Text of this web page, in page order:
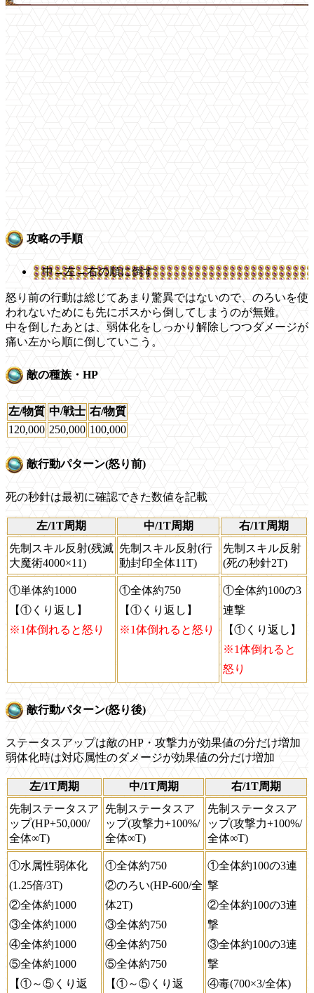
攻略の手順
中→左→右の順に倒す
怒り前の行動は総じてあまり驚異ではないので、のろいを使
われないためにも先にボスから倒してしまうのが無難。
中を倒したあとは、弱体化をしっかり解除しつつダメージが
痛い左から順に倒していこう。
敵の種族・HP
左/物質 中/戦士 右/物質
120,000 250,000 100,000
敵行動パターン(怒り前)
死の秒針は最初に確認できた数値を記載
左/1T周期 中/1T周期
右/1T周期
先制スキル反射(残滅
大魔術4000×11)
先制スキル反射(行
動封印全体11T)
先制スキル反射
(死の秒針2T)
①単体約1000
【①くり返し】
※1体倒れると怒り
①全体約750
【①くり返し】
※1体倒れると怒り
①全体約100の3
連撃
【①くり返し】
※1体倒れると
怒り
敵行動パターン(怒り後)
ステータスアップは敵のHP・攻撃力が効果値の分だけ増加
弱体化時は対応属性のダメージが効果値の分だけ増加
左/1T周期 中/1T周期
右/1T周期
先制ステータスア
ップ(HP+50,000/
全体∞T)
先制ステータスア
ップ(攻撃力+100%/
全体∞T)
先制ステータスア
ップ(攻撃力+100%/
全体∞T)
①水属性弱体化
(1.25倍/3T)
②全体約1000
③全体約1000
④全体約1000
⑤全体約1000
【①～⑤くり返
①全体約750
②のろい(HP-600/全
体2T)
③全体約750
④全体約750
⑤全体約750
【①～⑤くり返
①全体約100の3連
撃
②全体約100の3連
撃
③全体約100の3連
撃
④毒(700×3/全体)